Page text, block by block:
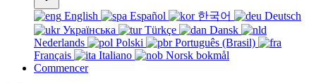
English Español 한국어
Deutsch
Українська
Türkçe
Dansk
Nederlands
Polski
Português (Brasil)
Français
Italiano
Norsk bokmål
Commencer